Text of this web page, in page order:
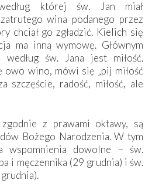
której św. Jan miał
wina podanego przez
chciał go zgładzić. Kielich się
ma inną wymowę. Głównym
według św. Jana jest miłość.
owo wino, mówi się „pij miłość
szczęście, radość, miłość, ale
z prawami oktawy, są
Bożego Narodzenia. W tym
wspomnienia dowolne – św.
i męczennika (29 grudnia) i św.